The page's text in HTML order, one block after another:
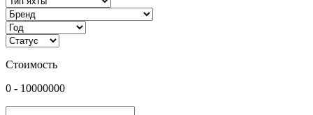
Стоимость
0 - 10000000